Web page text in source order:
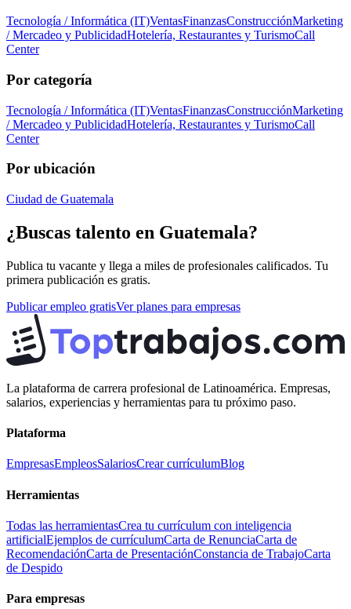
Tecnología / Informática (IT)VentasFinanzasConstrucciónMarketing
/ Mercadeo y PublicidadHotelería, Restaurantes y TurismoCall
Center
Por categoría
Tecnología / Informática (IT)VentasFinanzasConstrucciónMarketing
/ Mercadeo y PublicidadHotelería, Restaurantes y TurismoCall
Center
Por ubicación
Ciudad de Guatemala
¿Buscas talento en Guatemala?
Publica tu vacante y llega a miles de profesionales calificados. Tu
primera publicación es gratis.
Publicar empleo gratisVer planes para empresas
La plataforma de carrera profesional de Latinoamérica. Empresas,
salarios, experiencias y herramientas para tu próximo paso.
Plataforma
EmpresasEmpleosSalariosCrear currículumBlog
Herramientas
Todas las herramientasCrea tu currículum con inteligencia
artificialEjemplos de currículumCarta de RenunciaCarta de
RecomendaciónCarta de PresentaciónConstancia de TrabajoCarta
de Despido
Para empresas